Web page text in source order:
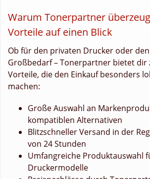
Warum Tonerpartner
Vorteile auf einen Blick
Ob für den privaten Drucker oder
Großbedarf – Tonerpartner bietet dir
Vorteile, die den Einkauf besonders
machen:
Große Auswahl an
kompatiblen Alternativen
Blitzschneller Versand in der
von 24 Stunden
Umfangreiche Produktauswahl
Druckermodelle